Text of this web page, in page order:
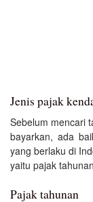
Jenis pajak
Sebelum mencari
bayarkan, ada
yang berlaku di
yaitu pajak
Pajak tahunan